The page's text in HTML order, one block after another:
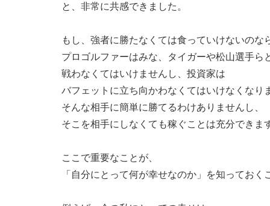
と、非常に共感できました。
もし、強者に勝たなくては食っていけないのな
プロゴルファーはみな、タイガーや松山選手ら
戦わなくてはいけませんし、投資家は
バフェットに立ち向かわなくてはいけなくなり
そんな相手に簡単に勝てるわけありませんし、
そこを相手にしなくても稼ぐことは充分できま
ここで重要なことが、
「自分にとって何が幸せなのか」を知っておく